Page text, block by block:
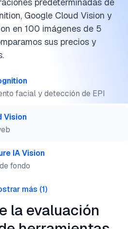
Google Cloud Vision y
en 100 imágenes de 5
sus precios y
facial y detección de EPI
Vision
IA Vision
fondo
más (1)
la evaluación
reconocimiento de imágenes
en el reconocimiento de
de reconocimiento de imágenes
de reconocimiento de